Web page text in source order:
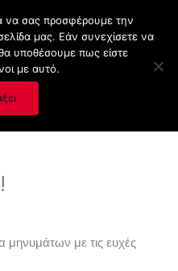
μηνυμάτων με τις ευχές
να σας προσφέρουμε την
μας. Εάν συνεχίσετε να
υποθέσουμε πως είστε
με αυτό.